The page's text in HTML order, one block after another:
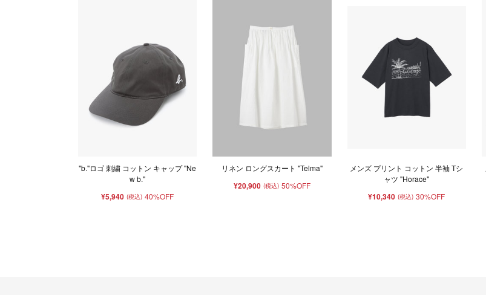
"b."ロゴ 刺繍 コットン キャップ "Ne
w b."
¥5,940 (税込) 40%OFF
リネン ロングスカート "Telma"
¥20,900 (税込) 50%OFF
メンズ プリント コットン 半袖 Tシ
ャツ "Horace"
¥10,340 (税込) 30%OFF